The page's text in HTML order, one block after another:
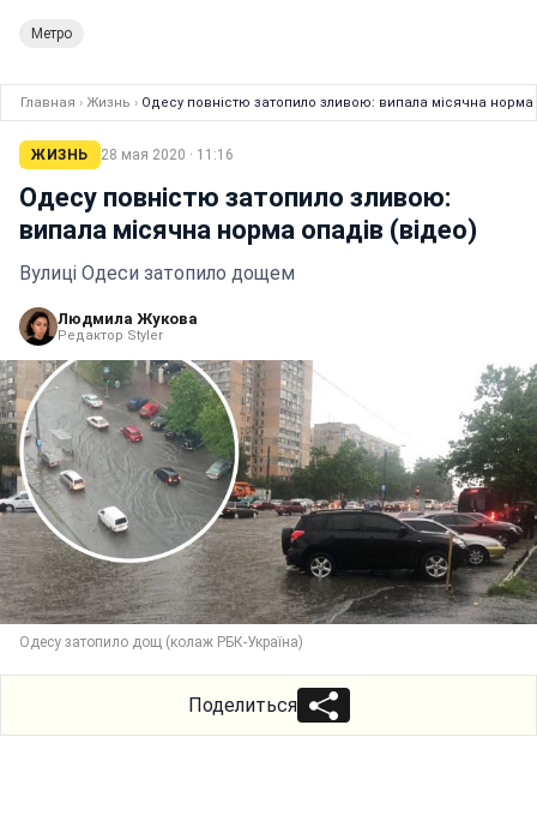
Метро
Главная › Жизнь › Одесу повністю затопило зливою: випала місячна норма
ЖИЗНЬ 28 мая 2020 · 11:16
Одесу повністю затопило зливою:
випала місячна норма опадів (відео)
Вулиці Одеси затопило дощем
Людмила Жукова
Редактор Styler
Одесу затопило дощ (колаж РБК-Україна)
Поделиться